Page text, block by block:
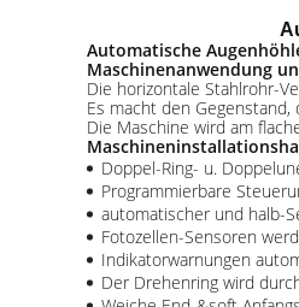
Automatische
Maschinenanwendung
Die horizontale Stahlrohr-
Es macht den
Die Maschine wird am
Doppel-Ring- u.
Programmierbare
automatischer und halb-
Fotozellen-Sensoren
Indikatorwarnungen
Der Drehenring wird